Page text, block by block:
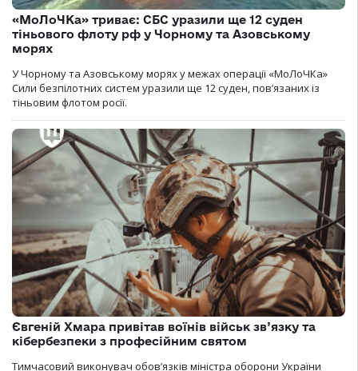
«МоЛоЧКа» триває: СБС уразили ще 12 суден
тіньового флоту рф у Чорному та Азовському
морях
У Чорному та Азовському морях у межах операції «МоЛоЧКа»
Сили безпілотних систем уразили ще 12 суден, пов’язаних із
тіньовим флотом росії.
Євгеній Хмара привітав воїнів військ зв’язку та
кібербезпеки з професійним святом
Тимчасовий виконувач обов’язків міністра оборони України